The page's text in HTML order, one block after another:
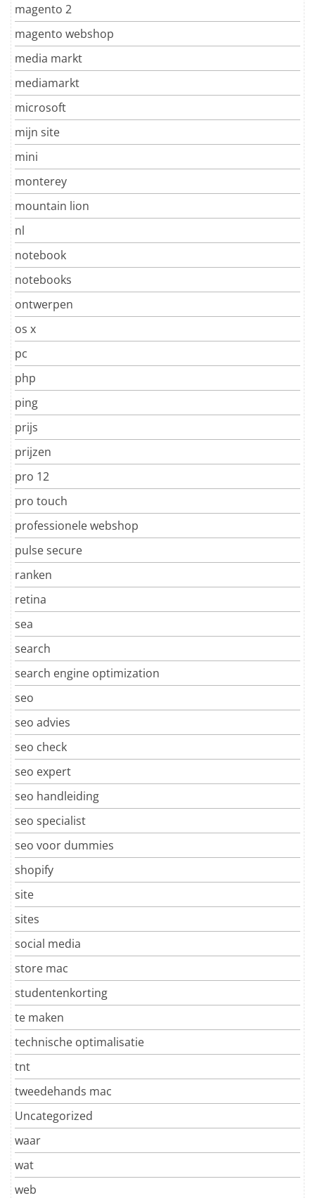
magento 2
magento webshop
media markt
mediamarkt
microsoft
mijn site
mini
monterey
mountain lion
nl
notebook
notebooks
ontwerpen
os x
pc
php
ping
prijs
prijzen
pro 12
pro touch
professionele webshop
pulse secure
ranken
retina
sea
search
search engine optimization
seo
seo advies
seo check
seo expert
seo handleiding
seo specialist
seo voor dummies
shopify
site
sites
social media
store mac
studentenkorting
te maken
technische optimalisatie
tnt
tweedehands mac
Uncategorized
waar
wat
web